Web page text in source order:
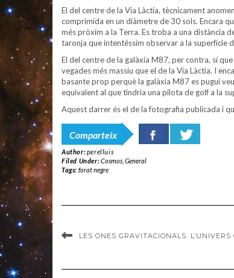
El del centre de la Via Làctia, tècnicament
comprimida en un diàmetre de 30 sols. Encara
més pròxim a la Terra. Es troba a una distància
taronja que intentéssim observar a la superfície
El del centre de la galàxia M87, per contra, sí
vegades més massiu que el de la Via Làctia. I
basante prop perquè la galàxia M87 es pugui
equivalent al que tindria una pilota de golf a la
Aquest darrer és el de la fotografia publicada i
Comparteix
Author:perelluis
Filed Under:Cosmos, General
Tags: forat negre
LES ONES GRAVITACIONALS: